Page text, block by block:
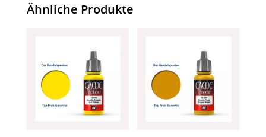
Ähnliche Produkte